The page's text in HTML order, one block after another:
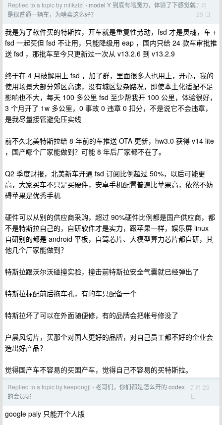
Replied to a topic by milkzizi › model Y 到底有啥魔力，体验了下感觉就
是很普通一辆车，为啥卖这么好？
7 月
29 日
我是为了软件买的特斯拉，开车就是重复性劳动，fsd 才是灵魂，车 +
fsd 一起买但 fsd 不让用，只能降级用 eap ，国内只给 24 款车审批推
送 fsd ，那批车至今只更新过一次从 v13.2.6 到 v13.2.9
终于在 4 月破解用上 fsd ，加了群，里面很多人也用上，开心，我的
使用场景大部分郊区高速，没有城区复杂路况，即使本土化适配不足
影响也不大，每天 100 多公里 fsd 至少帮我开 100 公里，体验很好，
3 个月开了 1w 多公里，0 事故 0 违章 0 扣分，不是说它不会违章，
是我尽量接管避免压实线
前不久北美特斯拉给 8 年前的车推送 OTA 更新，hw3.0 获得 v14 lite
，国产哪个厂家能做到？可能 8 年后厂家都不在了。
Q2 季度财报，北美新车开通 fsd 订阅比例超过 50%，以后可能更
高，大家买车不只是买硬件，安卓手机配置普遍比苹果高，依然不妨
碍苹果是优秀手机
硬件可以从别的供应商采购，超过 90%硬件比例都是国产供应商，都
不是特斯拉自己的，自研软件才是实力，跟苹果一样，娱乐屏 linux
自研别的都是 android 平板，自驾芯片、大模型算力芯片都自研，其
他几个厂家能做到？
特斯拉跟沃尔沃碰撞实验，撞击前特斯拉安全气囊就已经弹出了
特斯拉标配前后拖车孔，有的车只配备一个
特斯拉坏了可以在外面随便修，有的品牌会把帐号修没了
户晨风切片，买那个对国人更好的品牌，对自己员工都不好的企业会
造出好产品？
觉得国产车不容易的买国产车，觉得自己不容易的买特斯拉。
Replied to a topic by keepongjl › 老哥们，你们都是怎么开的 codex
的会员呢
7 月 29
日
google paly 只能开个人版